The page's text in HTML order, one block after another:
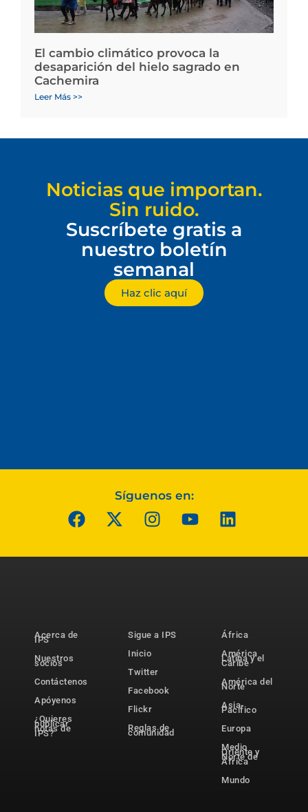
El cambio climático provoca la
desaparición del hielo sagrado en
Cachemira
Leer Más >>
Noticias que importan.
Sin ruido.
Suscríbete gratis a
nuestro boletín
semanal
Haz clic aquí
Síguenos en:
Acerca de
IPS
Nuestros
socios
Contáctenos
Apóyenos
¿Quieres
publicar
notas de
IPS?
Sigue a IPS
Inicio
Twitter
Facebook
Flickr
Reglas de
comunidad
África
América
Latina y el
Caribe
América del
Norte
Asia-
Pacífico
Europa
Medio
Oriente y
Norte de
África
Mundo